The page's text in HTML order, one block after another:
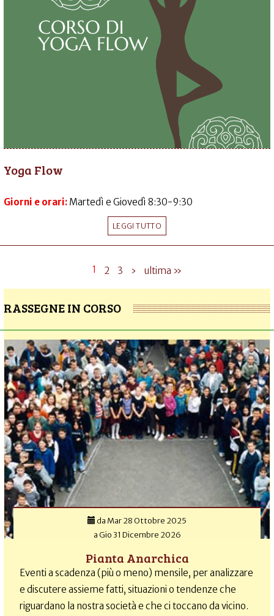
Yoga Flow
Giorni e orari: Martedì e Giovedì 8:30-9:30
LEGGI TUTTO
1 2 3 › ultima »
RASSEGNE IN CORSO
da Mar 28 Ottobre 2025
aGio 31 Dicembre 2026
Pianta Anarchica
Eventi a scadenza (più o meno) mensile, per analizzare
e discutere assieme fatti, situazioni o tendenze che
riguardano la nostra società e che ci toccano da vicino.